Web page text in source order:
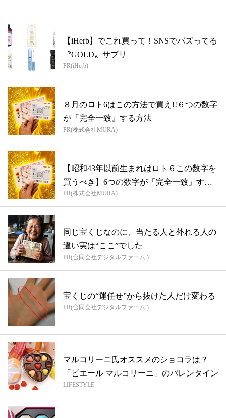
【iHerb】でこれ買って！SNSでバズってる
〝GOLD〟サプリ
PR(iHerb)
８月のロト6はこの方法で買え!!６つの数字
が『完全一致』する方法
PR(株式会社MURA)
【昭和43年以前生まれはロト６この数字を
買うべき】6つの数字が「完全一致」する
方...
PR(株式会社MURA)
同じ宝くじなのに、当たる人と外れる人の
違い実は“ここ”でした
PR(合同会社デジタルファーム )
宝くじの“運任せ”から抜けた人だけ変わる
PR(合同会社デジタルファーム )
マルコリーニ氏オススメのショコラは？
「ピエール マルコリーニ」のバレンタイン
LIFESTYLE